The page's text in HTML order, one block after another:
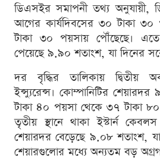
ডিএসইর সমাপনী তথ্য অনুযায়ী,
আগের কার্যদিবসের ৩০ টাকা
টাকা ৩০ পয়সায় পৌঁছেছে। এতে
পেয়েছে ৯.৯০ শতাংশ, যা দিনের
দর বৃদ্ধির তালিকায় দ্বিতীয়
ইন্স্যুরেন্স। কোম্পানিটির
টাকা ৪০ পয়সা থেকে ৩৭ টাকা ৮০
তৃতীয় স্থানে থাকা ইস্টার্ন
শেয়ারদর বেড়েছে ৯.০৮ শতাংশ,
শেয়ারগুলোর মধ্যে অন্যতম বড়